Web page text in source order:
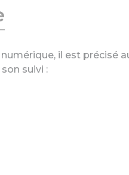
il est précisé
suivi :